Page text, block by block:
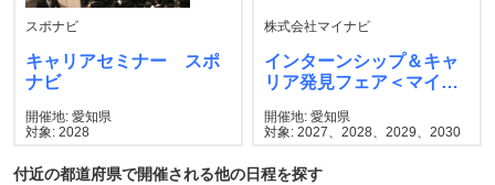
スポナビ
キャリアセミナー スポ
ナビ
開催地: 愛知県
対象: 2028
株式会社マイナビ
インターンシップ＆キャ
リア発見フェア＜マイナ
開催地: 愛知県
対象: 2027、2028、2029、2030
付近の都道府県で開催される他の日程を探す